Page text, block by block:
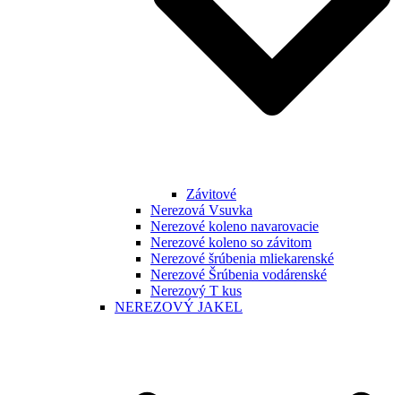
Závitové
Nerezová Vsuvka
Nerezové koleno navarovacie
Nerezové koleno so závitom
Nerezové šrúbenia mliekarenské
Nerezové Šrúbenia vodárenské
Nerezový T kus
NEREZOVÝ JAKEL